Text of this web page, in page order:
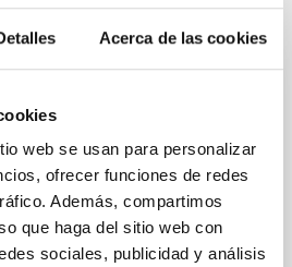
Acerca de las cookies
web se usan para personalizar
ofrecer funciones de redes
Además, compartimos
que haga del sitio web con
sociales, publicidad y análisis
you
energy emitted within the
but we cannot detect it
specially developed to do
aware of this since its